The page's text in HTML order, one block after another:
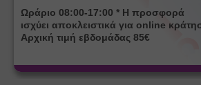
Ωράριο 08:00-17:00 * Η προσφορά
ισχύει αποκλειστικά για online
Αρχική τιμή εβδομάδας 85€